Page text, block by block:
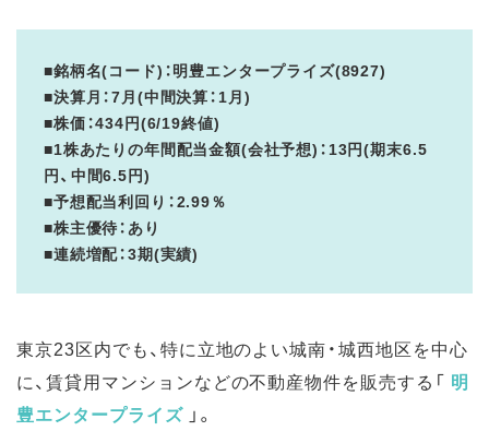
■銘柄名(コード)：明豊エンタープライズ(8927)
■決算月：7月(中間決算：1月)
■株価：434円(6/19終値)
■1株あたりの年間配当金額(会社予想)：13円(期末6.5
円、中間6.5円)
■予想配当利回り：2.99％
■株主優待：あり
■連続増配：3期(実績)
東京23区内でも、特に立地のよい城南・城西地区を中心
に、賃貸用マンションなどの不動産物件を販売する「 明
豊エンタープライズ」。